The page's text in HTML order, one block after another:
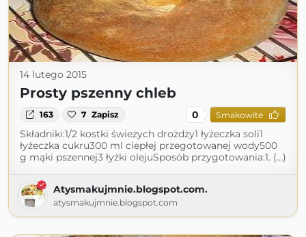
14 lutego 2015
Prosty pszenny chleb
163 7 Zapisz 0 Smakowite
Składniki:1/2 kostki świeżych drożdży1 łyżeczka soli1
łyżeczka cukru300 ml ciepłej przegotowanej wody500
g mąki pszennej3 łyżki olejuSposób przygotowania:1. (...)
Atysmakujmnie.blogspot.com.
atysmakujmnie.blogspot.com